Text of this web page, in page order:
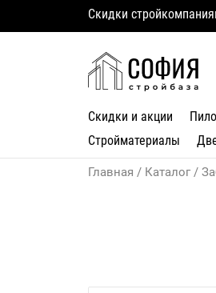
Скидки
Скидки и акции
Стройматериалы
Главная Каталог